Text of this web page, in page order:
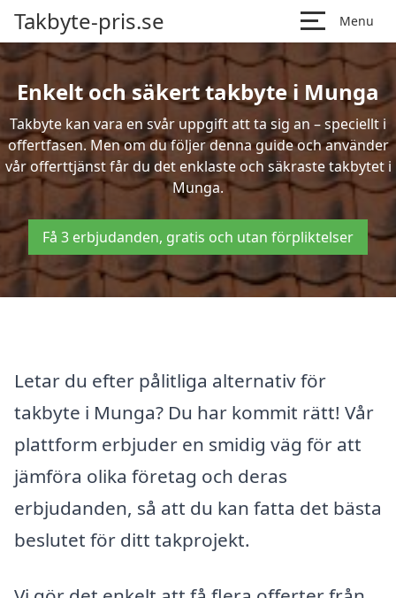
Takbyte-pris.se Menu
Enkelt och säkert takbyte i Munga
Takbyte kan vara en svår uppgift att ta sig an – speciellt i
offertfasen. Men om du följer denna guide och använder
vår offerttjänst får du det enklaste och säkraste takbytet i
Munga.
Få 3 erbjudanden, gratis och utan förpliktelser
Letar du efter pålitliga alternativ för
takbyte i Munga? Du har kommit rätt! Vår
plattform erbjuder en smidig väg för att
jämföra olika företag och deras
erbjudanden, så att du kan fatta det bästa
beslutet för ditt takprojekt.